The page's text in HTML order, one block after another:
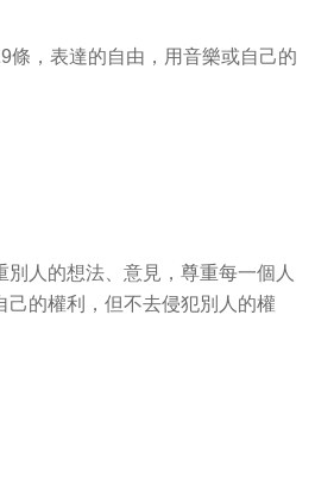
條，表達的自由，用音樂或自己的
人的想法、意見，尊重每一個人
己的權利，但不去侵犯別人的權